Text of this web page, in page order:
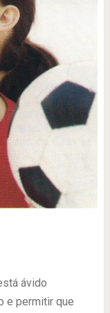
ávido
e permitir que